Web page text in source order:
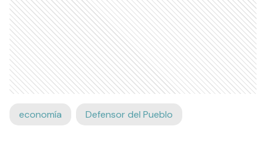
economía Defensor del Pueblo